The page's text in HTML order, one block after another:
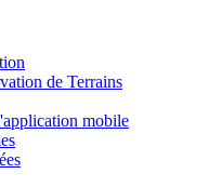
de Terrains
mobile